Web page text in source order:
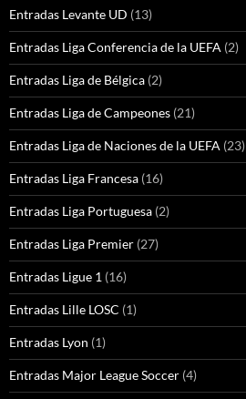
Entradas Levante UD (13)
Entradas Liga Conferencia de la UEFA (2)
Entradas Liga de Bélgica (2)
Entradas Liga de Campeones (21)
Entradas Liga de Naciones de la UEFA (23)
Entradas Liga Francesa (16)
Entradas Liga Portuguesa (2)
Entradas Liga Premier (27)
Entradas Ligue 1 (16)
Entradas Lille LOSC (1)
Entradas Lyon (1)
Entradas Major League Soccer (4)